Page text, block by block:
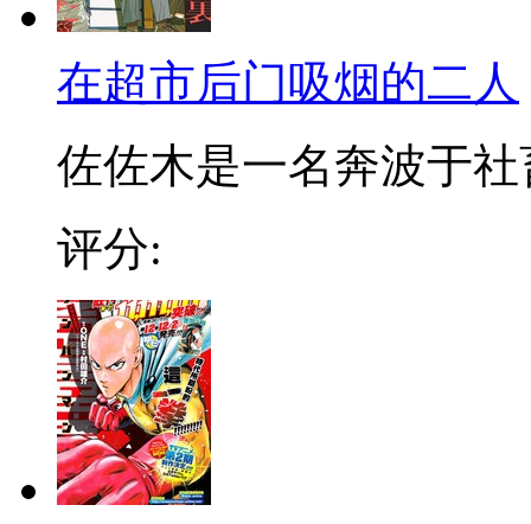
在超市后门吸烟的二人
佐佐木是一名奔波于社
评分: